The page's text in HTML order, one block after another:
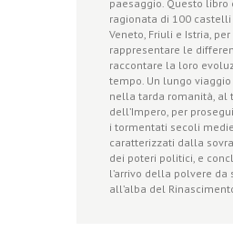
paesaggio. Questo libro
ragionata di 100 castelli
Veneto, Friuli e Istria, per
rappresentare le
raccontare la loro
tempo. Un lungo
nella tarda romanità, al
dell’Impero, per
i tormentati secoli
caratterizzati dalla
dei poteri politici, e
l’arrivo della polvere da
all’alba del